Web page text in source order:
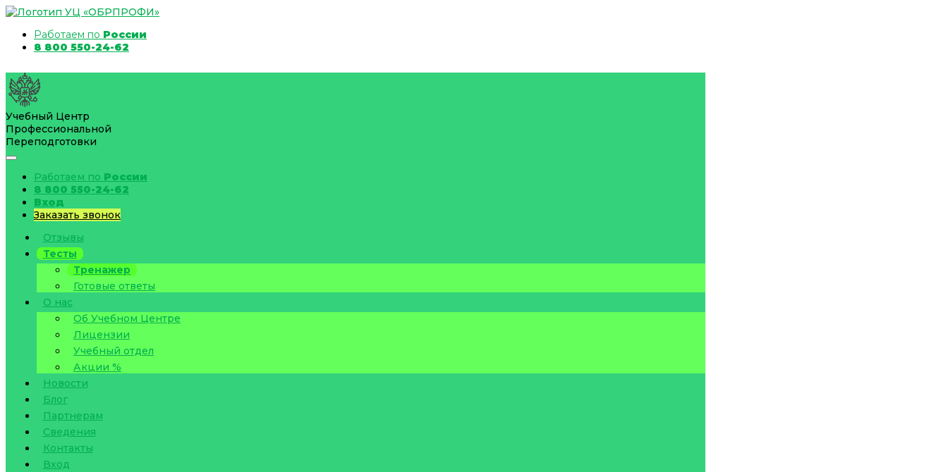
Работаем по России
8 800 550-24-62
Учебный Центр
Профессиональной
Переподготовки
Работаем по России
8 800 550-24-62
Вход
Заказать звонок
Отзывы
Тесты
Тренажер
Готовые ответы
О нас
Об Учебном Центре
Лицензии
Учебный отдел
Акции %
Новости
Блог
Партнерам
Сведения
Контакты
Вход